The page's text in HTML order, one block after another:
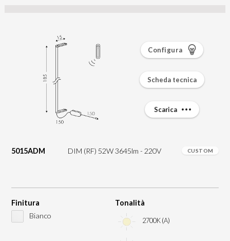
5015ADM DIM (RF) 52W 3645lm - 220V CUSTOM
Finitura
Bianco
Tonalità
2700K (A)
Configura
Scheda tecnica
Scarica